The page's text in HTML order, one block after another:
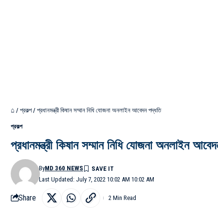
⌂ / প্রকল্প/ প্রধানমন্ত্রী কিষান সম্মান নিধি যোজনা অনলাইন আবেদন পদ্ধতি
প্রকল্প
প্রধানমন্ত্রী কিষান সম্মান নিধি যোজনা অনলাইন
Last Updated: July 7, 2022 10:02 AM 10:02 AM
ByMD 360 NEWS
Share 2 Min Read